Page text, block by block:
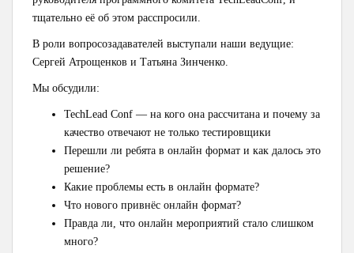
тщательно её об этом расспросили.
В роли вопросозадавателей выступали наши ведущие:
Сергей Атрощенков и Татьяна Зинченко.
Мы обсудили:
TechLead Conf — на кого она рассчитана и почему за
качество отвечают не только тестировщики
Перешли ли ребята в онлайн формат и как далось это
решение?
Какие проблемы есть в онлайн формате?
Что нового привнёс онлайн формат?
Правда ли, что онлайн мероприятий стало слишком
много?